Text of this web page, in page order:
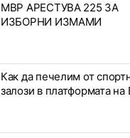
МВР АРЕСТУВА 225 ЗА
ИЗБОРНИ ИЗМАМИ
Как да печелим от
залози в платформата на